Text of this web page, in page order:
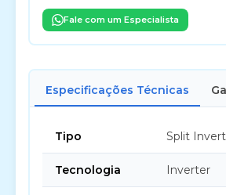
Fale com um Especialista
Especificações Técnicas
Tipo Split
Tecnologia Inverter